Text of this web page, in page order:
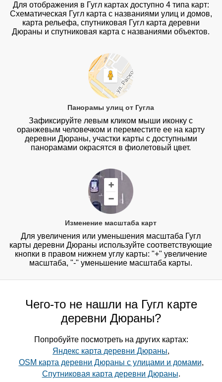
Для отображения в Гугл картах доступно 4 типа карт:
Схематическая Гугл карта с названиями улиц и домов,
карта рельефа, спутниковая Гугл карта деревни
Дюраны и спутниковая карта с названиями объектов.
Панорамы улиц от Гугла
Зафиксируйте левым кликом мыши иконку с
оранжевым человечком и переместите ее на карту
деревни Дюраны, участки карты с доступными
панорамами окрасятся в фиолетовый цвет.
Изменение масштаба карт
Для увеличения или уменьшения масштаба Гугл
карты деревни Дюраны используйте соответствующие
кнопки в правом нижнем углу карты: "+" увеличение
масштаба, "-" уменьшение масштаба карты.
Чего-то не нашли на Гугл карте
деревни Дюраны?
Попробуйте посмотреть на других картах:
Яндекс карта деревни Дюраны,
OSM карта деревни Дюраны с улицами и домами,
Спутниковая карта деревни Дюраны.